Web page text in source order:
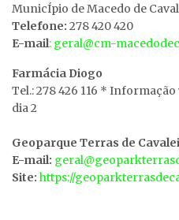
MunicÍpio de Macedo de
Telefone: 278 420 420
E-mail: geral@cm-
Farmácia Diogo
Tel.: 278 426 116 * Informação
dia 2
Geoparque Terras de
E-mail:
Site: https://